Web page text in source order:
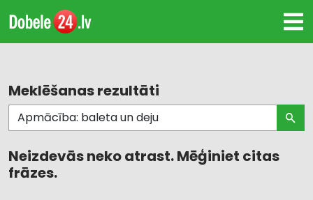
Meklēšanas rezultāti
Neizdevās neko atrast. Mēģiniet citas
frāzes.